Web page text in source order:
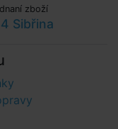
zboží
Sibřina